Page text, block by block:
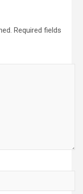
Required fields